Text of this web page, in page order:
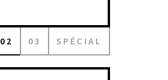
02 03 SPÉCIAL